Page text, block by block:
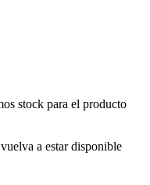
stock para el producto
a estar disponible